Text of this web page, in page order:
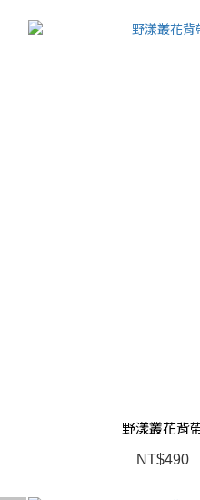
野漾叢花背
NT$490